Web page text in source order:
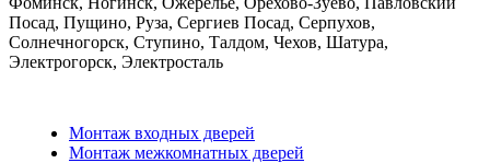
Посад, Пущино, Руза, Сергиев Посад, Серпухов,
Солнечногорск, Ступино, Талдом, Чехов, Шатура,
Электрогорск, Электросталь
Монтаж входных дверей
Монтаж межкомнатных дверей